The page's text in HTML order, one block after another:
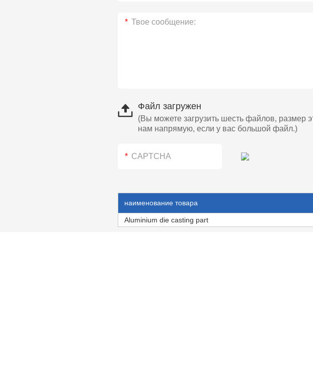
Файл загружен
(Вы можете загрузить шесть файлов,
нам напрямую, если у вас большой файл.)
наименование товара
Aluminium die casting part